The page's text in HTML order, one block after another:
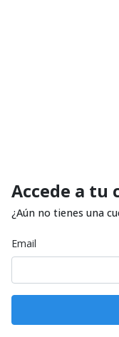
Accede a tu
¿Aún no tienes una
Email